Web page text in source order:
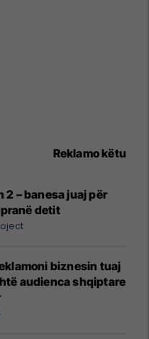
Reklamo këtu
2 – banesa juaj për
detit
biznesin tuaj
audienca shqiptare